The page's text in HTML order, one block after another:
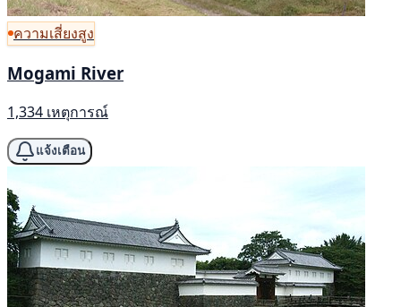
ความเสี่ยงสูง
Mogami River
1,334 เหตุการณ์
แจ้งเตือน